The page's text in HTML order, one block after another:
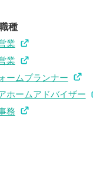
種
業
業
ームプランナー
ホームアドバイザー
務